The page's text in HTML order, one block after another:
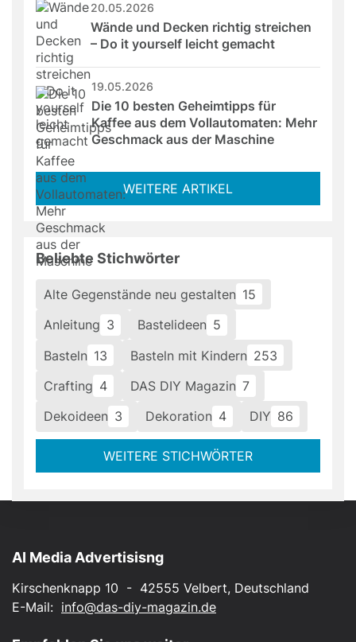
20.05.2026
Wände und Decken richtig streichen
– Do it yourself leicht gemacht
19.05.2026
Die 10 besten Geheimtipps für
Kaffee aus dem Vollautomaten: Mehr
Geschmack aus der Maschine
WEITERE ARTIKEL
Beliebte Stichwörter
Alte Gegenstände neu gestalten 15
Anleitung 3 Bastelideen 5
Basteln 13 Basteln mit Kindern 253
Crafting 4 DAS DIY Magazin 7
Dekoideen 3 Dekoration 4 DIY 86
WEITERE STICHWÖRTER
AI Media Advertisisng
Kirschenknapp 10 - 42555 Velbert, Deutschland
E-Mail: info@das-diy-magazin.de